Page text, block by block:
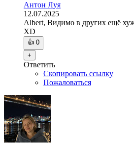
Антон Луя
12.07.2025
Albert, Видимо в других ещё
XD
👍 0
+
Ответить
Скопировать ссылку
Пожаловаться